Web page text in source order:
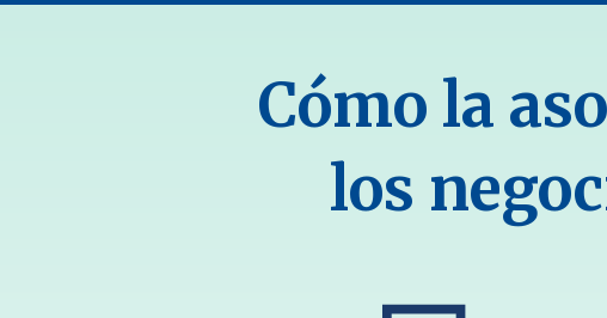
Cómo la
los